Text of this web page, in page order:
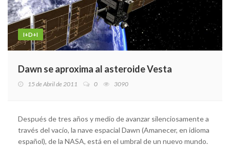
I+D+I
Dawn se aproxima al asteroide Vesta
15 de Abril de 2011 0 3090
Después de tres años y medio de avanzar silenciosamente a
través del vacío, la nave espacial Dawn (Amanecer, en idioma
español), de la NASA, está en el umbral de un nuevo mundo.